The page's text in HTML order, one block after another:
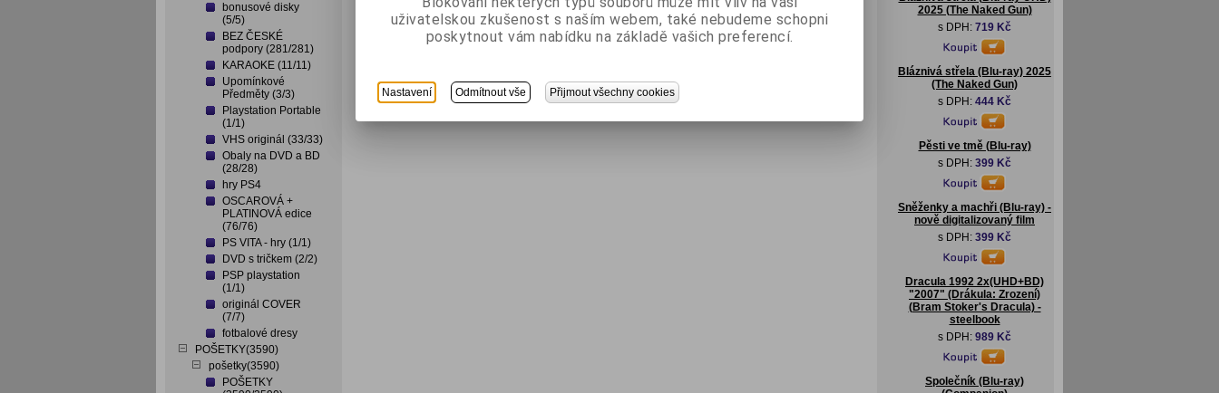
bonusové disky
(5/5)
BEZ ČESKÉ
podpory (281/281)
KARAOKE (11/11)
Upomínkové
Předměty (3/3)
Playstation Portable
(1/1)
VHS originál (33/33)
Obaly na DVD a BD
(28/28)
hry PS4
OSCAROVÁ +
PLATINOVÁ edice
(76/76)
PS VITA - hry (1/1)
DVD s tričkem (2/2)
PSP playstation
(1/1)
originál COVER
(7/7)
fotbalové dresy
POŠETKY(3590)
pošetky(3590)
POŠETKY
2025 (The Naked Gun)
s DPH: 719 Kč
Bláznivá střela (Blu-ray) 2025
(The Naked Gun)
s DPH: 444 Kč
Pěsti ve tmě (Blu-ray)
s DPH: 399 Kč
Sněženky a machři (Blu-ray) -
nově digitalizovaný film
s DPH: 399 Kč
Dracula 1992 2x(UHD+BD)
"2007" (Drákula: Zrození)
(Bram Stoker's Dracula) -
steelbook
s DPH: 989 Kč
Společník (Blu-ray)
uživatelskou zkušenost s naším webem, také nebudeme schopni
poskytnout vám nabídku na základě vašich preferencí.
Nastavení Odmítnout vše Přijmout všechny cookies